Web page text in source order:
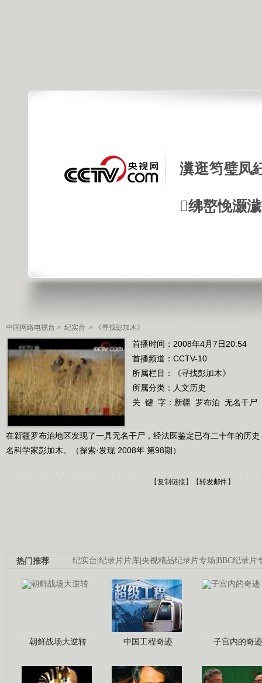
瀵逛笉璧凤
绋嶅悗灏
中国网络电视台 > 纪实台 > 《寻找彭加木》
首播时间：2008年4月7日20:54
首播频道： CCTV-10
所属栏目：
《寻找彭加木》
所属分类：人文历史
关 键 字： 新疆 罗布泊 无名干尸
在新疆罗布泊地区发现了一具无名干尸，经法医鉴定已有二十年的历
名科学家彭加木。（探索·发现 2008年 第98期）
【复制链接】【转发邮件 】
纪实台 纪录片片库 央视精品纪录片专场 BBC纪录片
热门推荐
朝鲜战场大逆转 中国工程奇迹 子宫内的奇迹